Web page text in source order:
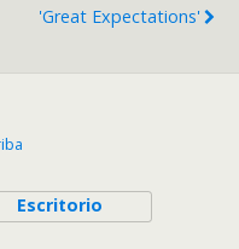
'Great Expectations'
Escritorio